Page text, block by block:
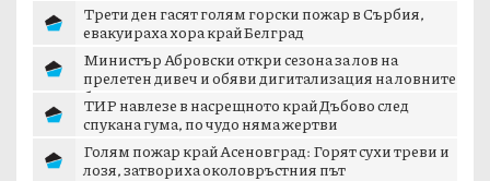
Трети ден гасят голям горски пожар в Сърбия,
евакуираха хора край Белград
Министър Абровски откри сезона за лов на
прелетен дивеч и обяви дигитализация на ловните
б...
ТИР навлезе в насрещното край Дъбово след
спукана гума, по чудо няма жертви
Голям пожар край Асеновград: Горят сухи треви и
лозя, затвориха околовръстния път